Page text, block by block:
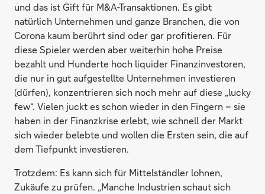
und das ist Gift für M&A-Transaktionen. Es gibt
natürlich Unternehmen und ganze Branchen, die von
Corona kaum berührt sind oder gar profitieren. Für
diese Spieler werden aber weiterhin hohe Preise
bezahlt und Hunderte hoch liquider Finanzinvestoren,
die nur in gut aufgestellte Unternehmen investieren
(dürfen), konzentrieren sich noch mehr auf diese „lucky
few“. Vielen juckt es schon wieder in den Fingern – sie
haben in der Finanzkrise erlebt, wie schnell der Markt
sich wieder belebte und wollen die Ersten sein, die auf
dem Tiefpunkt investieren.
Trotzdem: Es kann sich für Mittelständler lohnen,
Zukäufe zu prüfen. „Manche Industrien schaut sich